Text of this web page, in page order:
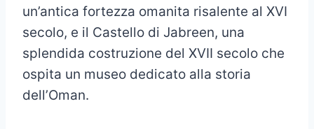
un’antica fortezza omanita risalente al XVI
secolo, e il Castello di Jabreen, una
splendida costruzione del XVII secolo che
ospita un museo dedicato alla storia
dell’Oman.